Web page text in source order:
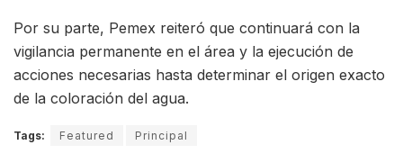
Por su parte, Pemex reiteró que continuará con la
vigilancia permanente en el área y la ejecución de
acciones necesarias hasta determinar el origen exacto
de la coloración del agua.
Tags: Featured Principal